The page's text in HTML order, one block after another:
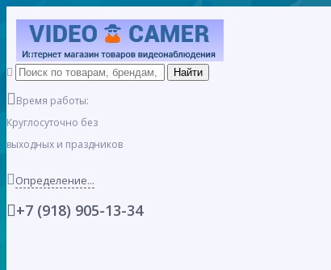
Время работы:
Круглосуточно без
выходных и праздников
Определение...
+7 (918) 905-13-34